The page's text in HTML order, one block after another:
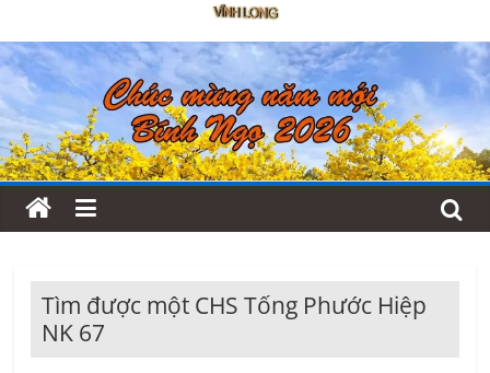
Tìm được một CHS Tống Phước Hiệp
NK 67